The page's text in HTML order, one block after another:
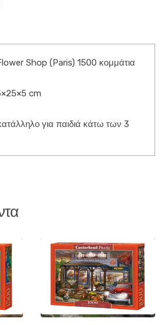
Shop (Paris) 1500 κομμάτια
cm
για παιδιά κάτω των 3